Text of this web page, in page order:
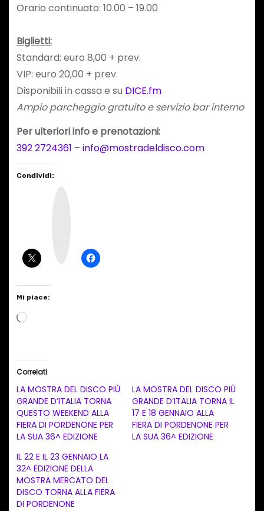
Orario continuato: 10.00 – 19.00
Biglietti:
Standard: euro 8,00 + prev.
VIP: euro 20,00 + prev.
Disponibili in cassa e su DICE.fm
Ampio parcheggio gratuito e servizio bar interno
Per ulteriori info e prenotazioni:
‪392 2724361‬ – info@mostradeldisco.com
Condividi:
Mi piace:
C
a
m
e
t
o
i
Correlati
LA MOSTRA DEL DISCO PIÙ
GRANDE D’ITALIA TORNA
QUESTO WEEKEND ALLA
FIERA DI PORDENONE PER
LA SUA 36^ EDIZIONE
LA MOSTRA DEL DISCO PIÙ
GRANDE D’ITALIA TORNA IL
17 E 18 GENNAIO ALLA
FIERA DI PORDENONE PER
LA SUA 36^ EDIZIONE
IL 22 E IL 23 GENNAIO LA
32^ EDIZIONE DELLA
MOSTRA MERCATO DEL
DISCO TORNA ALLA FIERA
DI PORDENONE